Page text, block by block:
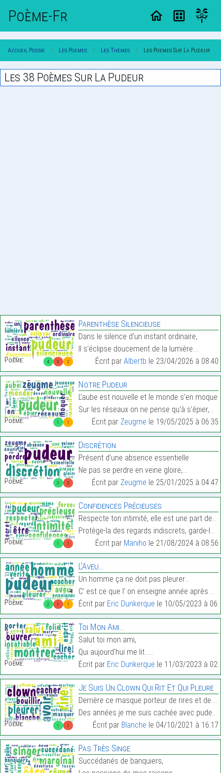
Poème-Fr
Accueil Poesie Les Poemes Les Themes Les Poemes Sur La Pudeur
Les 38 Poèmes Sur La Pudeur
4 3 2
Poème:
Parenthèse Silencieuse
Dans le silence d’un instant ordinaire,
Il s’éclipse doucement de la lumière.…
Écrit par Albertb le 23/04/2026 à 08:40
1 1
Poème:
Notre Pudeur
L’aube est nouvelle et le monde s’en moque
Sur les réseaux on ne pense qu’à s’épier,…
Écrit par Zeugme le 19/05/2025 à 06:35
3 3
Poème:
Discrétion
Présent d’une absence essentielle
Ne pas se perdre en veine gloire,…
Écrit par Zeugme le 25/01/2025 à 04:47
1 1
Poème:
Confidences Précieuses
Respecte ton intimité, elle est une part de toi pr
Protège-la des regards indiscrets, garde-la pour t…
Écrit par Maniho le 21/08/2024 à 08:56
2 1 1
Poème:
L’Aveu…
Un homme ça ne doit pas pleurer…
C’ est ce que l’ on enseigne année après année…
Écrit par Eric Dunkerque le 10/05/2023 à
Poème:
Toi Mon Ami…
Salut toi mon ami,
Qui aujourd’hui me lit……
Écrit par Eric Dunkerque le 11/03/2023 à
1 1
Poème:
Je Suis Un Clown Qui Rit Et Qui Pleure
Derrière ce masque porteur de rires et de pleurs,
Des années je me suis cachée avec pudeur,…
Écrit par Blanche le 04/10/2021 à 16:17
Pas Très Singe
Succédanés de banquiers,